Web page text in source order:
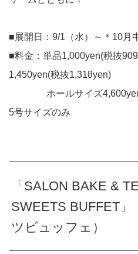
■展開日：9/1（水）～＊10月
■料金：単品1,000yen(税抜
1,450yen(税抜1,318yen)
ホールサイズ4,600yen(
5号サイズのみ
「SALON BAKE &
SWEETS BUFFET
ツビュッフェ）